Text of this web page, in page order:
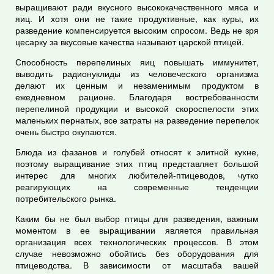
выращивают ради вкусного высококачественного мяса и
яиц. И хотя они не такие продуктивные, как куры, их
разведение компенсируется высоким спросом. Ведь не зря
цесарку за вкусовые качества называют царской птицей.
Способность перепелиных яиц повышать иммунитет,
выводить радионуклиды из человеческого организма
делают их ценным и незаменимым продуктом в
ежедневном рационе. Благодаря востребованности
перепелиной продукции и высокой скороспелости этих
маленьких пернатых, все затраты на разведение перепелок
очень быстро окупаются.
Блюда из фазанов и голубей относят к элитной кухне,
поэтому выращивание этих птиц представляет большой
интерес для многих любителей-птицеводов, чутко
реагирующих на современные тенденции
потребительского рынка.
Каким бы не был выбор птицы для разведения, важным
моментом в ее выращивании является правильная
организация всех технологических процессов. В этом
случае невозможно обойтись без оборудования для
птицеводства. В зависимости от масштаба вашей